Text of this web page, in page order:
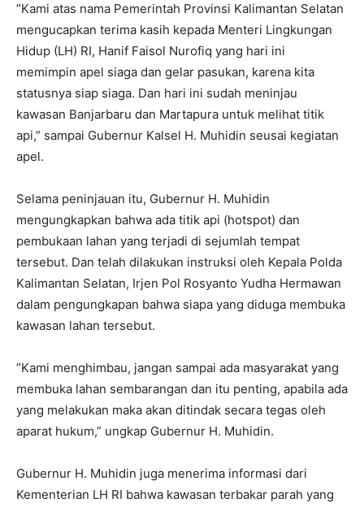
‎”Kami atas nama Pemerintah Provinsi Kalimantan Selatan
mengucapkan terima kasih kepada Menteri Lingkungan
Hidup (LH) RI, Hanif Faisol Nurofiq yang hari ini
memimpin apel siaga dan gelar pasukan, karena kita
statusnya siap siaga. Dan hari ini sudah meninjau
kawasan Banjarbaru dan Martapura untuk melihat titik
api,” sampai Gubernur Kalsel H. Muhidin seusai kegiatan
apel.
‎Selama peninjauan itu, Gubernur H. Muhidin
mengungkapkan bahwa ada titik api (hotspot) dan
pembukaan lahan yang terjadi di sejumlah tempat
tersebut. Dan telah dilakukan instruksi oleh Kepala Polda
Kalimantan Selatan, Irjen Pol Rosyanto Yudha Hermawan
dalam pengungkapan bahwa siapa yang diduga membuka
kawasan lahan tersebut.
‎”Kami menghimbau, jangan sampai ada masyarakat yang
membuka lahan sembarangan dan itu penting, apabila ada
yang melakukan maka akan ditindak secara tegas oleh
aparat hukum,” ungkap Gubernur H. Muhidin.
‎Gubernur H. Muhidin juga menerima informasi dari
Kementerian LH RI bahwa kawasan terbakar parah yang